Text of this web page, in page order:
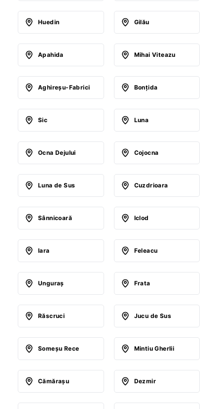
Huedin Gilău
Apahida Mihai Viteazu
Aghireşu-Fabrici Bonţida
Sic Luna
Ocna Dejului Cojocna
Luna de Sus Cuzdrioara
Sânnicoară Iclod
Iara Feleacu
Unguraş Frata
Răscruci Jucu de Sus
Someşu Rece Mintiu Gherlii
Cămăraşu Dezmir